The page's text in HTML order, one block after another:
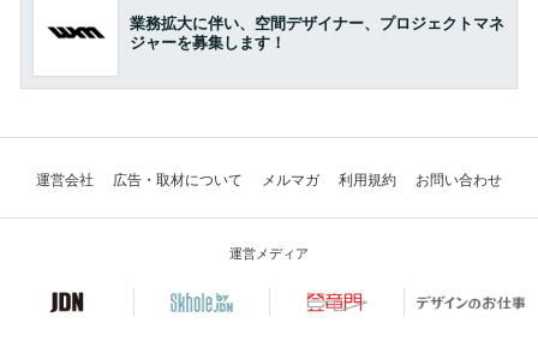
業務拡大に伴い、空間デザイナー、プロジェクトマネ
ジャーを募集します！
運営会社 広告・取材について メルマガ 利用規約 お問い合わせ
運営メディア